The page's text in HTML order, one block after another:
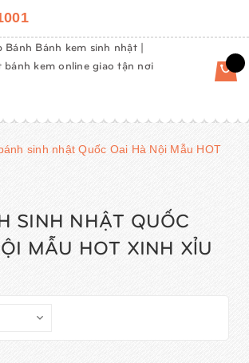
Bánh Bánh kem sinh nhật |
kem online giao tận nơi
sinh nhật Quốc Oai Hà Nội Mẫu HOT
SINH NHẬT QUỐC
MẪU HOT XINH XỈU